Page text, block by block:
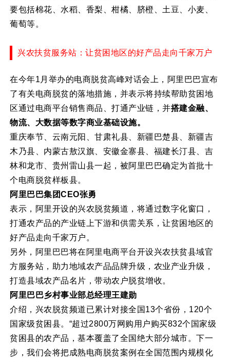
要包括棉花、水稻、香梨、柑橘、脐橙、土豆、小麦、
葡萄等。
兴农扶贫服务站：让贫困地区的好产品走向千家万户
在今年1月举办的电商脱贫高峰对话会上，阿里巴巴宣布
了有关电商脱贫的落地措施，并表示将持续帮助贫困地
区通过电商平台销售商品、打通产业链，并搭建金融、
物流、大数据等数字商业基础设施。
重庆奉节、云南元阳、甘肃礼县、新疆巴楚县、新疆吉
木乃县、内蒙古敖汉旗、安徽金寨县、福建长汀县、吉
林和龙市、贵州雷山县一起，被阿里巴巴确定为首批十
个电商脱贫样板县。
阿里巴巴集团CEO张勇
表示，阿里开设的兴农脱贫频道，将通过数字化窗口，
打通农产品的产业链上下游和供需关系，让贫困地区的
好产品走向千家万户。
另外，阿里巴巴将在阿里电商平台开设兴农扶贫县域官
方服务站，助力地域农产品品牌升级，农业产业升级，
打造县域农产品名片，带动农户脱贫增收。
阿里巴巴乡村事业部总经理王建勋
介绍，兴农脱贫频道已累计对接全国13个省份，120个
国家级贫困县。“超过2800万网购用户购买832个国家级
贫困县的农产品，基本覆盖了全国绝大部分城市。下一
步，我们会将把成熟电商脱贫案例在全国范围内规模化